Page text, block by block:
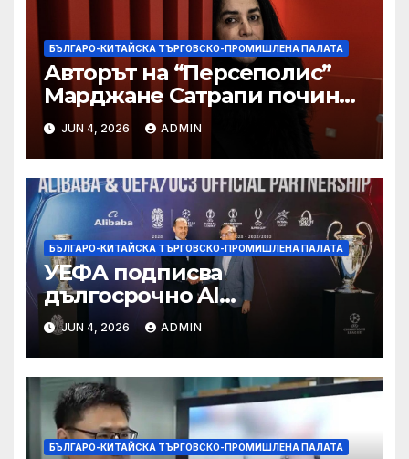
БЪЛГАРО-КИТАЙСКА ТЪРГОВСКО-ПРОМИШЛЕНА ПАЛАТА
Авторът на “Персеполис”
Марджане Сатрапи почина
“от тъга” на 56 години
JUN 4, 2026 ADMIN
БЪЛГАРО-КИТАЙСКА ТЪРГОВСКО-ПРОМИШЛЕНА ПАЛАТА
УЕФА подписва
дългосрочно AI
партньорство с Alibaba
JUN 4, 2026 ADMIN
БЪЛГАРО-КИТАЙСКА ТЪРГОВСКО-ПРОМИШЛЕНА ПАЛАТА